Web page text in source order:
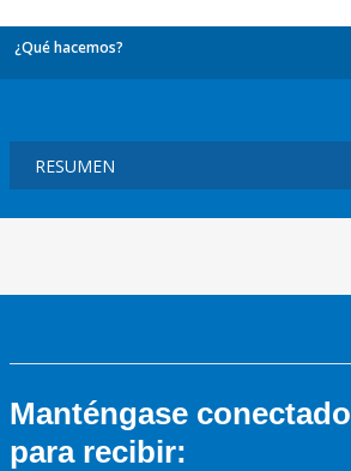
¿Qué hacemos?
Manténgase
para recibir: